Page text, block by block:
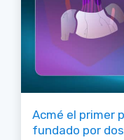
Acmé el primer
fundado por